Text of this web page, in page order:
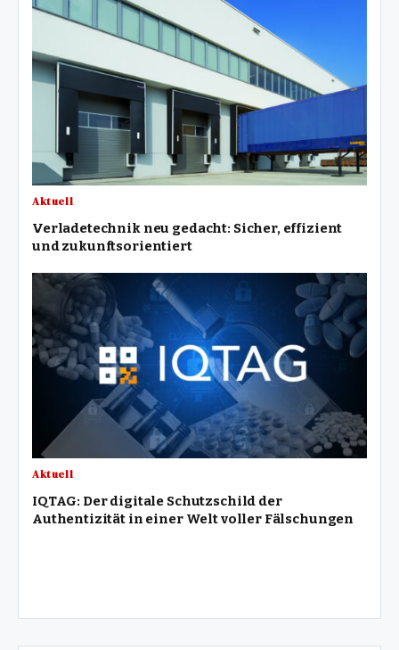
Aktuell
Verladetechnik neu gedacht: Sicher, effizient
und zukunftsorientiert
Aktuell
IQTAG: Der digitale Schutzschild der
Authentizität in einer Welt voller Fälschungen